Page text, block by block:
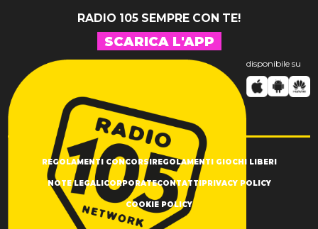
RADIO 105 SEMPRE CON TE!
SCARICA L'APP
disponibile su
REGOLAMENTI CONCORSIREGOLAMENTI GIOCHI LIBERI
NOTE LEGALICORPORATECONTATTIPRIVACY POLICY
COOKIE POLICY